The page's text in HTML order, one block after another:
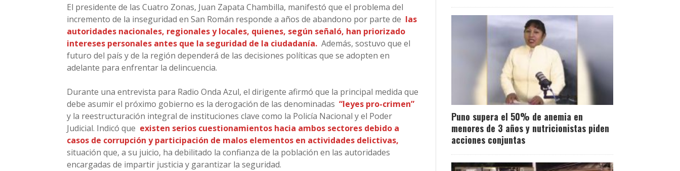
El presidente de las Cuatro Zonas, Juan Zapata Chambilla, manifestó que el problema del
incremento de la inseguridad en San Román responde a años de abandono por parte de las
autoridades nacionales, regionales y locales, quienes, según señaló, han priorizado
intereses personales antes que la seguridad de la ciudadanía. Además, sostuvo que el
futuro del país y de la región dependerá de las decisiones políticas que se adopten en
adelante para enfrentar la delincuencia.
Durante una entrevista para Radio Onda Azul, el dirigente afirmó que la principal medida que
debe asumir el próximo gobierno es la derogación de las denominadas “leyes pro-crimen”
y la reestructuración integral de instituciones clave como la Policía Nacional y el Poder
Judicial. Indicó que existen serios cuestionamientos hacia ambos sectores debido a
casos de corrupción y participación de malos elementos en actividades delictivas,
situación que, a su juicio, ha debilitado la confianza de la población en las autoridades
encargadas de impartir justicia y garantizar la seguridad.
Puno supera el 50% de anemia en
menores de 3 años y nutricionistas piden
acciones conjuntas